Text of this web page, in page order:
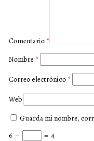
Comentario *
Nombre *
Correo electrónico *
Web
Guarda mi nombre,
6 − = 4